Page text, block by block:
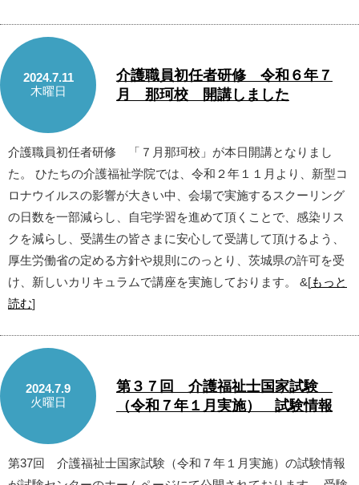
2024.7.11
木曜日
介護職員初任者研修 令和６年７
月 那珂校 開講しました
介護職員初任者研修 「７月那珂校」が本日開講となりまし
た。 ひたちの介護福祉学院では、令和２年１１月より、新型コ
ロナウイルスの影響が大きい中、会場で実施するスクーリング
の日数を一部減らし、自宅学習を進めて頂くことで、感染リス
クを減らし、受講生の皆さまに安心して受講して頂けるよう、
厚生労働省の定める方針や規則にのっとり、茨城県の許可を受
け、新しいカリキュラムで講座を実施しております。 &[もっと
読む]
2024.7.9
火曜日
第３７回 介護福祉士国家試験
（令和７年１月実施） 試験情報
第37回 介護福祉士国家試験（令和７年１月実施）の試験情報